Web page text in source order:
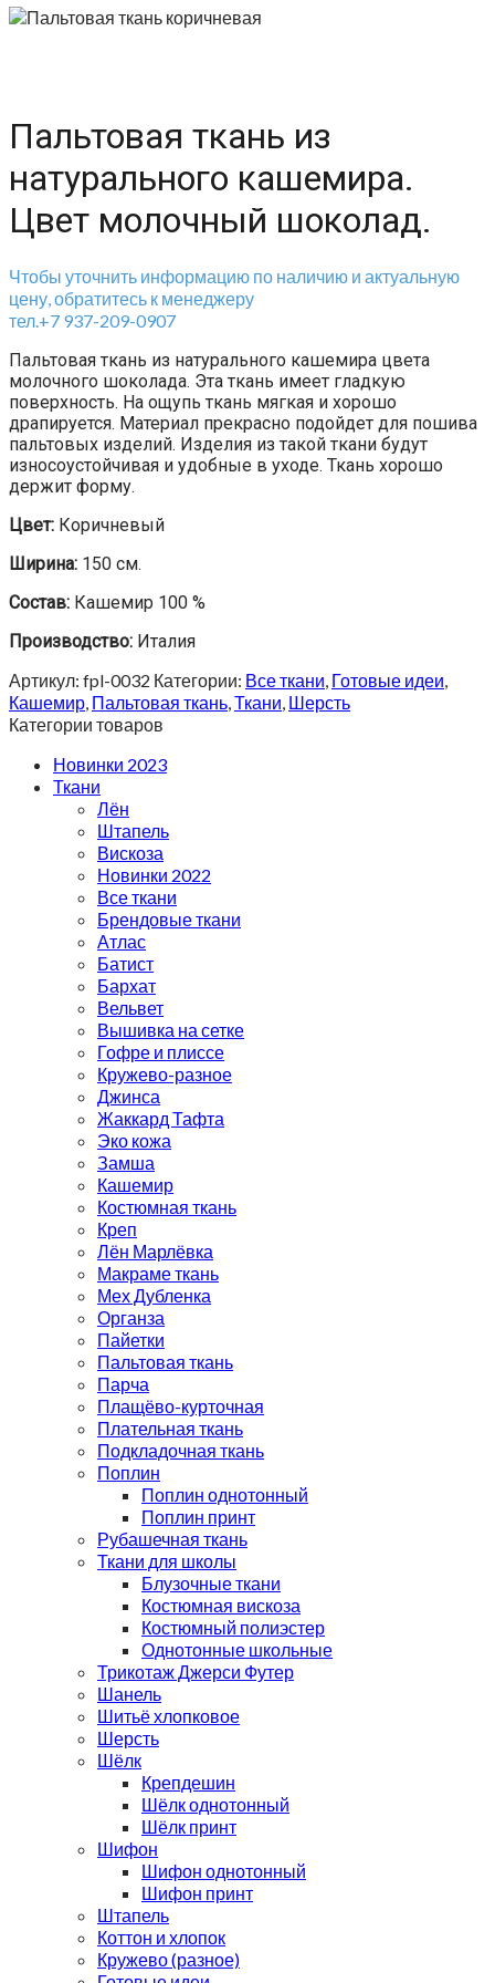
Пальтовая ткань из
натурального кашемира.
Цвет молочный шоколад.
Чтобы уточнить информацию по наличию и актуальную
цену, обратитесь к менеджеру
тел.+7 937-209-0907
Пальтовая ткань из натурального кашемира цвета
молочного шоколада. Эта ткань имеет гладкую
поверхность. На ощупь ткань мягкая и хорошо
драпируется. Материал прекрасно подойдет для пошива
пальтовых изделий. Изделия из такой ткани будут
износоустойчивая и удобные в уходе. Ткань хорошо
держит форму.
Цвет: Коричневый
Ширина: 150 см.
Состав: Кашемир 100 %
Производство: Италия
Артикул: fpl-0032 Категории: Все ткани, Готовые идеи,
Кашемир, Пальтовая ткань,Ткани, Шерсть
Категории товаров
Новинки 2023
Ткани
Лён
Штапель
Вискоза
Новинки 2022
Все ткани
Брендовые ткани
Атлас
Батист
Бархат
Вельвет
Вышивка на сетке
Гофре и плиссе
Кружево-разное
Джинса
Жаккард Тафта
Эко кожа
Замша
Кашемир
Костюмная ткань
Креп
Лён Марлёвка
Макраме ткань
Мех Дубленка
Органза
Пайетки
Пальтовая ткань
Парча
Плащёво-курточная
Плательная ткань
Подкладочная ткань
Поплин
Поплин однотонный
Поплин принт
Рубашечная ткань
Ткани для школы
Блузочные ткани
Костюмная вискоза
Костюмный полиэстер
Однотонные школьные
Трикотаж Джерси Футер
Шанель
Шитьё хлопковое
Шерсть
Шёлк
Крепдешин
Шёлк однотонный
Шёлк принт
Шифон
Шифон однотонный
Шифон принт
Штапель
Коттон и хлопок
Кружево (разное)